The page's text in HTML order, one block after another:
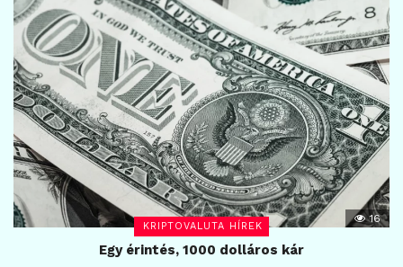
KRIPTOVALUTA HÍREK
16
Egy érintés, 1000 dolláros kár